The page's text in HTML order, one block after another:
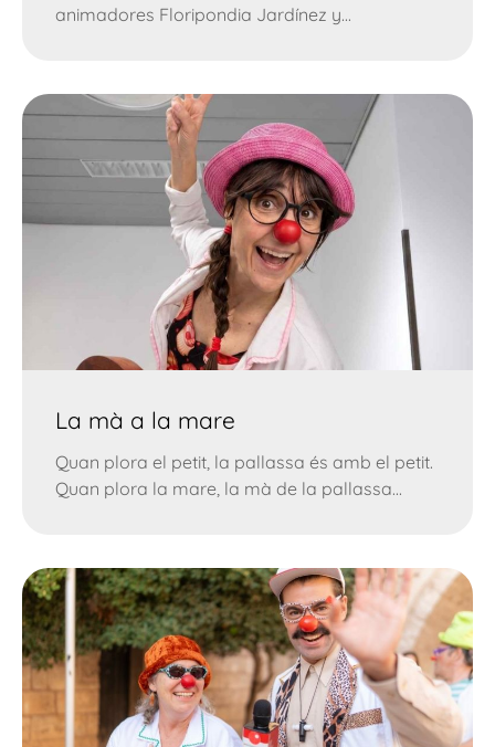
animadores Floripondia Jardínez y...
La mà a la mare
Quan plora el petit, la pallassa és amb el petit.
Quan plora la mare, la mà de la pallassa...